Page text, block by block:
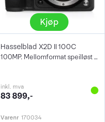
Kjøp
Hasselblad X2D II 100C
100MP. Mellomformat speilløst kamera
inkl. mva
83 899,-
Varenr 170034